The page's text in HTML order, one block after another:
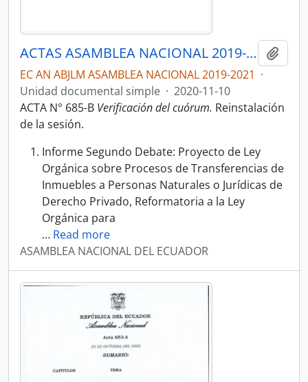
ACTAS ASAMBLEA NACIONAL 2019-2021
EC AN ABJLM ASAMBLEA NACIONAL 2019-2021 ·
Unidad documental simple · 2020-11-10
ACTA N° 685-B Verificación del cuórum. Reinstalación
de la sesión.
Informe Segundo Debate: Proyecto de Ley
Orgánica sobre Procesos de Transferencias de
Inmuebles a Personas Naturales o Jurídicas de
Derecho Privado, Reformatoria a la Ley
Orgánica para
… Read more
ASAMBLEA NACIONAL DEL ECUADOR